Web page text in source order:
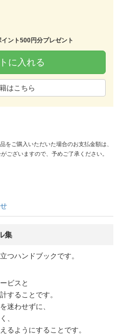
ント500円分プレゼント
に入れる
はこちら
ご購入いただいた場合のお支払金額は、
ございますので、予めご了承ください。
集
つハンドブックです。
ビスと
することです。
迷わせずに、
、
るようにすることです。